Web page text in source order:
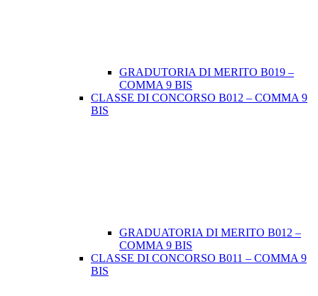
GRADUTORIA DI MERITO B019 –
COMMA 9 BIS
CLASSE DI CONCORSO B012 – COMMA 9
BIS
GRADUATORIA DI MERITO B012 –
COMMA 9 BIS
CLASSE DI CONCORSO B011 – COMMA 9
BIS